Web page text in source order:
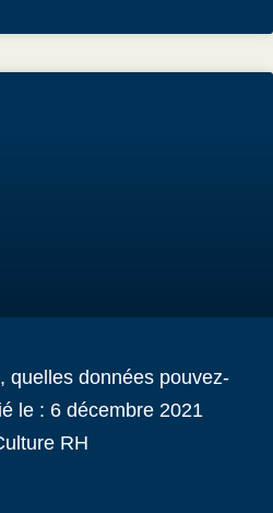
quelles données pouvez-
le : 6 décembre 2021
RH